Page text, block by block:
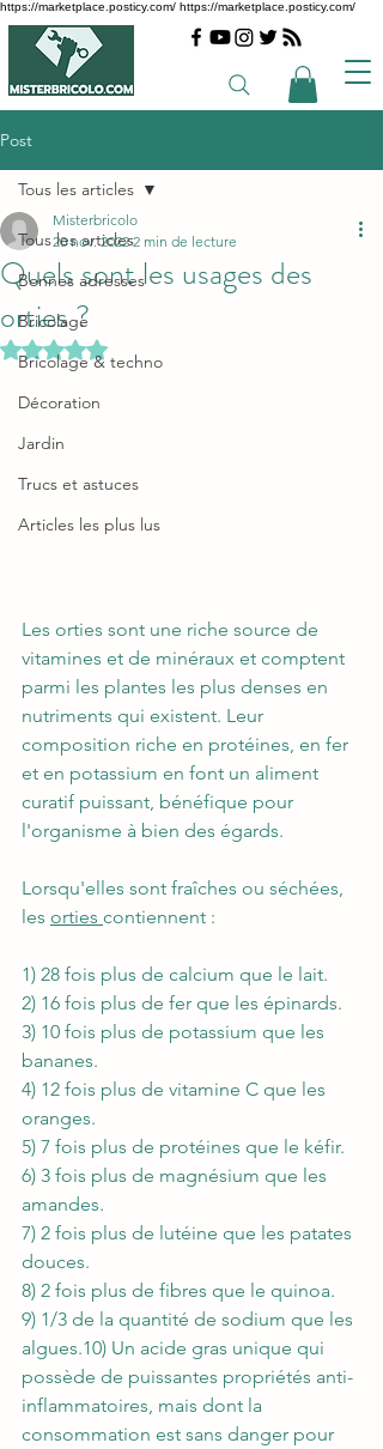
https://marketplace.posticy.com/ https://marketplace.posticy.com/
Post
Tous les articles
Bonnes adresses
Bricolage
Bricolage & techno
Décoration
Jardin
Trucs et astuces
Articles les plus lus
Tous les articles
Quels sont les usages des
orties ?
Misterbricolo
20 nov. 2022 2 min de lecture
Noté NaN étoiles sur 5.
Les orties sont une riche source de
vitamines et de minéraux et comptent
parmi les plantes les plus denses en
nutriments qui existent. Leur
composition riche en protéines, en fer
et en potassium en font un aliment
curatif puissant, bénéfique pour
l'organisme à bien des égards.
Lorsqu'elles sont fraîches ou séchées,
les orties contiennent :
1) 28 fois plus de calcium que le lait.
2) 16 fois plus de fer que les épinards.
3) 10 fois plus de potassium que les
bananes.
4) 12 fois plus de vitamine C que les
oranges.
5) 7 fois plus de protéines que le kéfir.
6) 3 fois plus de magnésium que les
amandes.
7) 2 fois plus de lutéine que les patates
douces.
8) 2 fois plus de fibres que le quinoa.
9) 1/3 de la quantité de sodium que les
algues.10) Un acide gras unique qui
possède de puissantes propriétés anti-
inflammatoires, mais dont la
consommation est sans danger pour